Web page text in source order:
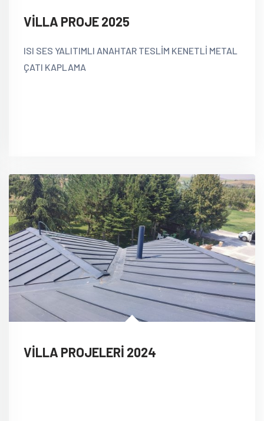
VİLLA PROJE 2025
ISI SES YALITIMLI ANAHTAR TESLİM KENETLİ METAL
ÇATI KAPLAMA
VİLLA PROJELERİ 2024